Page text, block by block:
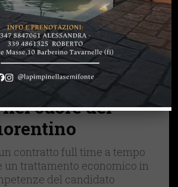
CASTELNUOVO B.GA
IMPRUNETA
LAVORO
SAN CASCIANO
cerca
un’opportunità
cuore del
contratto full time a tempo
un trattamento economico in
del candidato